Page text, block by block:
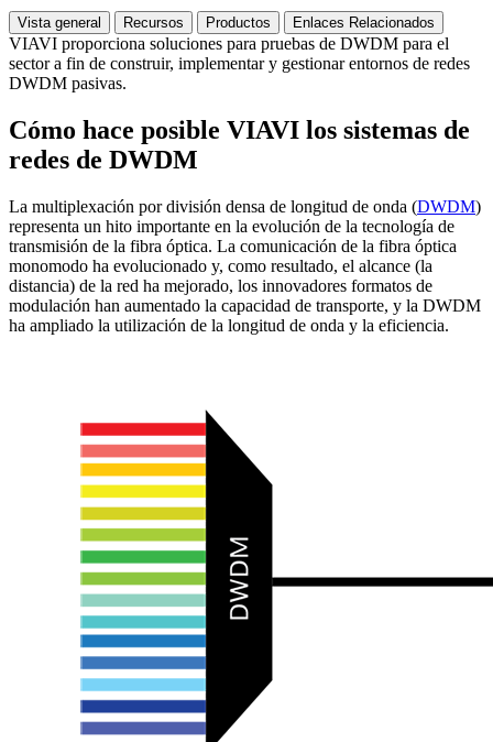
Vista general Recursos Productos Enlaces Relacionados
VIAVI proporciona soluciones para pruebas de DWDM para el
sector a fin de construir, implementar y gestionar entornos de redes
DWDM pasivas.
Cómo hace posible VIAVI los sistemas de
redes de DWDM
La multiplexación por división densa de longitud de onda (DWDM)
representa un hito importante en la evolución de la tecnología de
transmisión de la fibra óptica. La comunicación de la fibra óptica
monomodo ha evolucionado y, como resultado, el alcance (la
distancia) de la red ha mejorado, los innovadores formatos de
modulación han aumentado la capacidad de transporte, y la DWDM
ha ampliado la utilización de la longitud de onda y la eficiencia.